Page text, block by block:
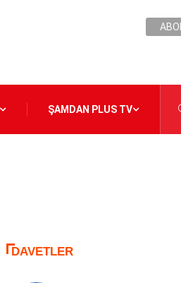
ŞAMDAN PLUS TV
DAVETLER